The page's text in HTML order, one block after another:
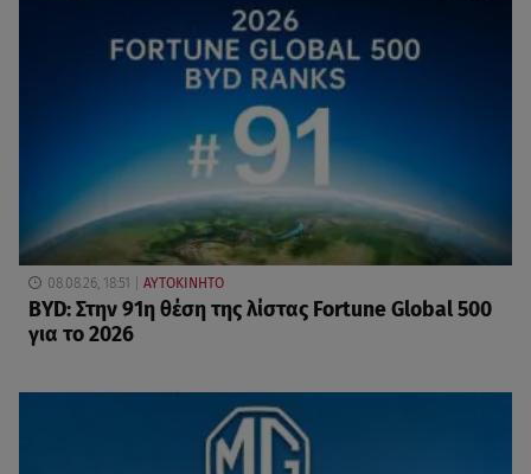
08.08.26, 18:51 ΑΥΤΟΚΙΝΗΤΟ
BYD: Στην 91η θέση της λίστας Fortune Global 500
για το 2026